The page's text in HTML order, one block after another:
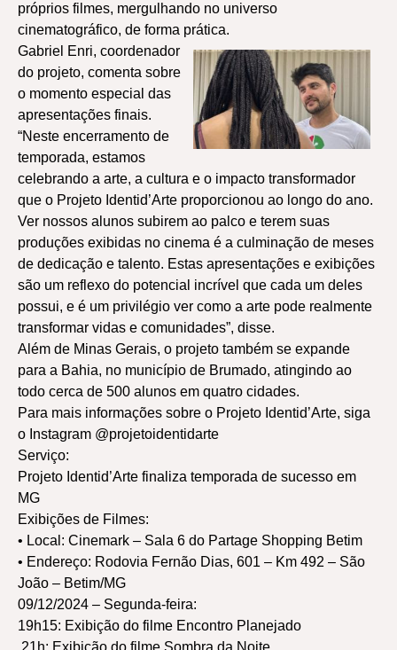
próprios filmes, mergulhando no universo
cinematográfico, de forma prática.
Gabriel Enri, coordenador
do projeto, comenta sobre
o momento especial das
apresentações finais.
“Neste encerramento de
temporada, estamos
celebrando a arte, a cultura e o impacto transformador
que o Projeto Identid’Arte proporcionou ao longo do ano.
Ver nossos alunos subirem ao palco e terem suas
produções exibidas no cinema é a culminação de meses
de dedicação e talento. Estas apresentações e exibições
são um reflexo do potencial incrível que cada um deles
possui, e é um privilégio ver como a arte pode realmente
transformar vidas e comunidades”, disse.
Além de Minas Gerais, o projeto também se expande
para a Bahia, no município de Brumado, atingindo ao
todo cerca de 500 alunos em quatro cidades.
Para mais informações sobre o Projeto Identid’Arte, siga
o Instagram @projetoidentidarte
Serviço:
Projeto Identid’Arte finaliza temporada de sucesso em
MG
Exibições de Filmes:
• Local: Cinemark – Sala 6 do Partage Shopping Betim
• Endereço: Rodovia Fernão Dias, 601 – Km 492 – São
João – Betim/MG
09/12/2024 – Segunda-feira:
19h15: Exibição do filme Encontro Planejado
21h: Exibição do filme Sombra da Noite